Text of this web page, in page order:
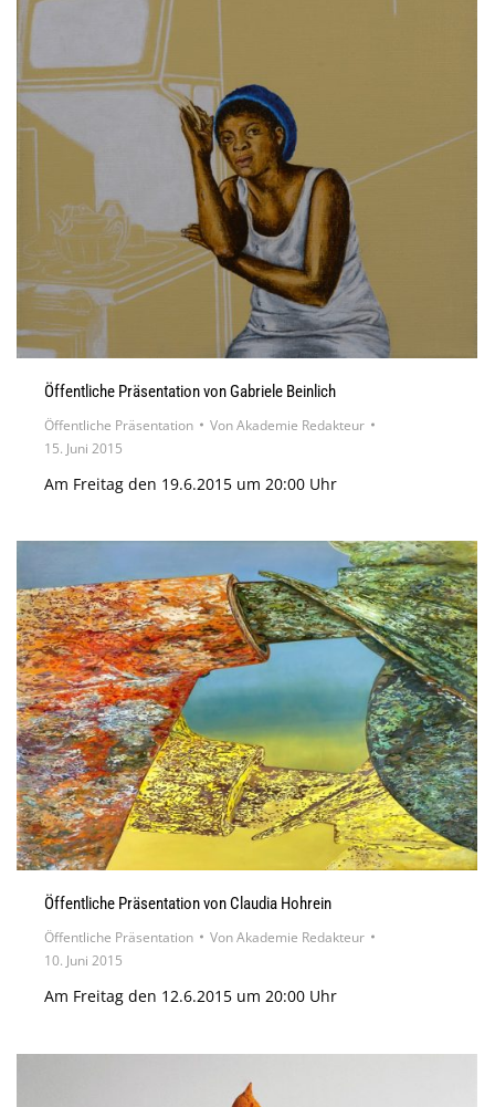
Öffentliche Präsentation von Gabriele Beinlich
Öffentliche Präsentation VonAkademie Redakteur
15. Juni 2015
Am Freitag den 19.6.2015 um 20:00 Uhr
Öffentliche Präsentation von Claudia Hohrein
Öffentliche Präsentation VonAkademie Redakteur
10. Juni 2015
Am Freitag den 12.6.2015 um 20:00 Uhr